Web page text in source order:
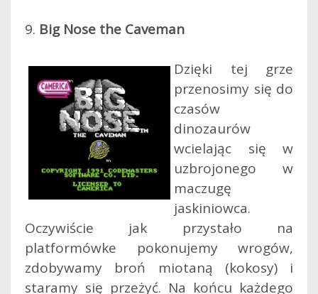
9. Big Nose the Caveman
Dzięki tej grze
przenosimy się do
czasów
dinozaurów
wcielając się w
uzbrojonego w
maczugę
jaskiniowca.
Oczywiście jak przystało na
platformówke pokonujemy wrogów,
zdobywamy broń miotaną (kokosy) i
staramy się przeżyć. Na końcu każdego